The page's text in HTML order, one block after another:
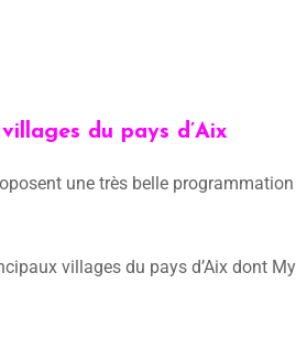
du pays d’Aix
une très belle programmation
villages du pays d’Aix dont